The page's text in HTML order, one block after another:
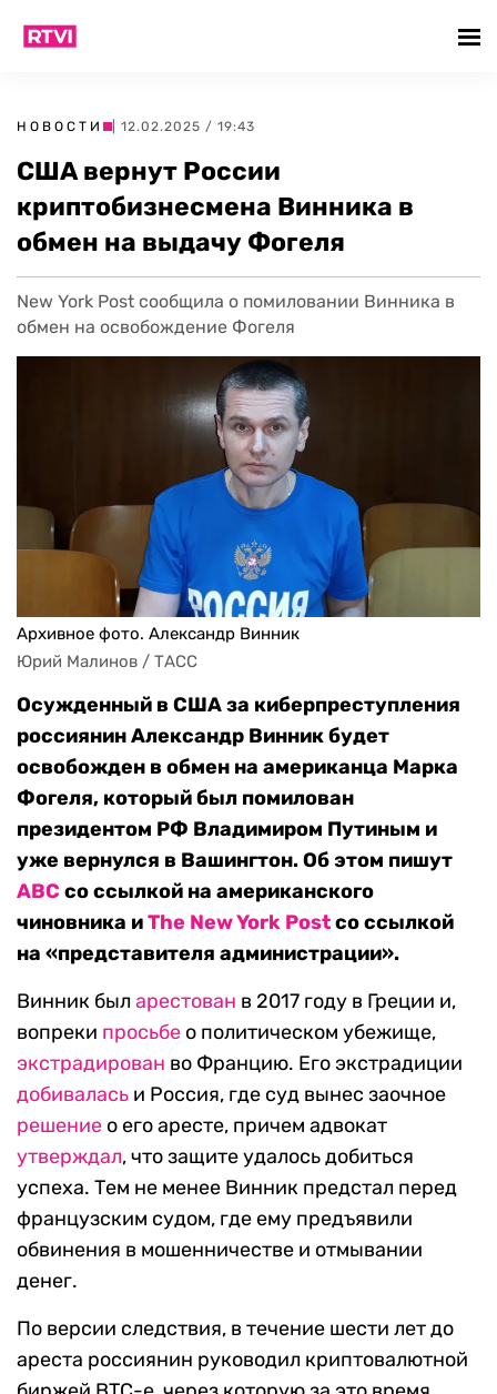
НОВОСТИ | 12.02.2025 / 19:43
США вернут России
криптобизнесмена Винника в
обмен на выдачу Фогеля
New York Post сообщила о помиловании Винника в
обмен на освобождение Фогеля
Архивное фото. Александр Винник
Юрий Малинов / ТАСС
Осужденный в США за киберпреступления
россиянин Александр Винник будет
освобожден в обмен на американца Марка
Фогеля, который был помилован
президентом РФ Владимиром Путиным и
уже вернулся в Вашингтон. Об этом пишут
ABC со ссылкой на американского
чиновника иThe New York Postсо ссылкой
на «представителя администрации».
Винник был арестован в 2017 году в Греции и,
вопреки просьбе о политическом убежище,
экстрадирован во Францию. Его экстрадиции
добивалась и Россия, где суд вынес заочное
решение о его аресте, причем адвокат
утверждал, что защите удалось добиться
успеха. Тем не менее Винник предстал перед
французским судом, где ему предъявили
обвинения в мошенничестве и отмывании
денег.
По версии следствия, в течение шести лет до
ареста россиянин руководил криптовалютной